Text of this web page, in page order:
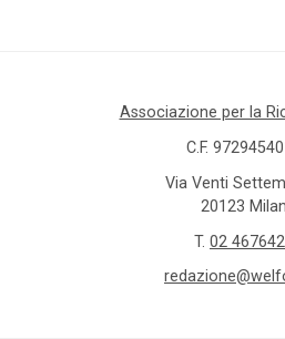
Associazione per la
C.F.
Via Venti
20123
T. 02